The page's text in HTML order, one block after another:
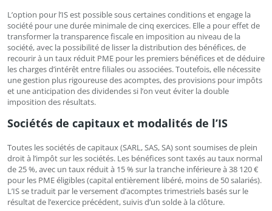
L’option pour l’IS est possible sous certaines conditions et engage la
société pour une durée minimale de cinq exercices. Elle a pour effet de
transformer la transparence fiscale en imposition au niveau de la
société, avec la possibilité de lisser la distribution des bénéfices, de
recourir à un taux réduit PME pour les premiers bénéfices et de déduire
les charges d’intérêt entre filiales ou associées. Toutefois, elle nécessite
une gestion plus rigoureuse des acomptes, des provisions pour impôts
et une anticipation des dividendes si l’on veut éviter la double
imposition des résultats.
Sociétés de capitaux et modalités de l’IS
Toutes les sociétés de capitaux (SARL, SAS, SA) sont soumises de plein
droit à l’impôt sur les sociétés. Les bénéfices sont taxés au taux normal
de 25 %, avec un taux réduit à 15 % sur la tranche inférieure à 38 120 €
pour les PME éligibles (capital entièrement libéré, moins de 50 salariés).
L’IS se traduit par le versement d’acomptes trimestriels basés sur le
résultat de l’exercice précédent, suivis d’un solde à la clôture.